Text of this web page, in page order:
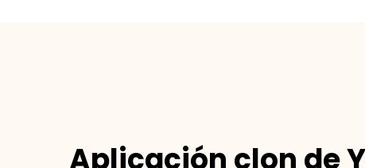
Aplicación clon de